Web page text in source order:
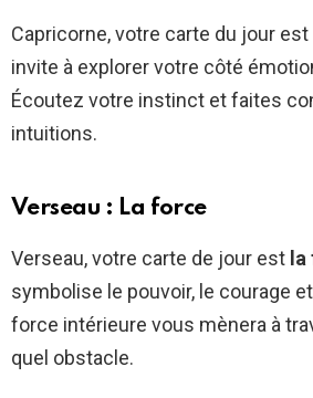
Capricorne, votre carte du jour est
invite à explorer votre côté
Écoutez votre instinct et faites
intuitions.
Verseau : La force
Verseau, votre carte de jour est la
symbolise le pouvoir, le courage
force intérieure vous mènera à
quel obstacle.